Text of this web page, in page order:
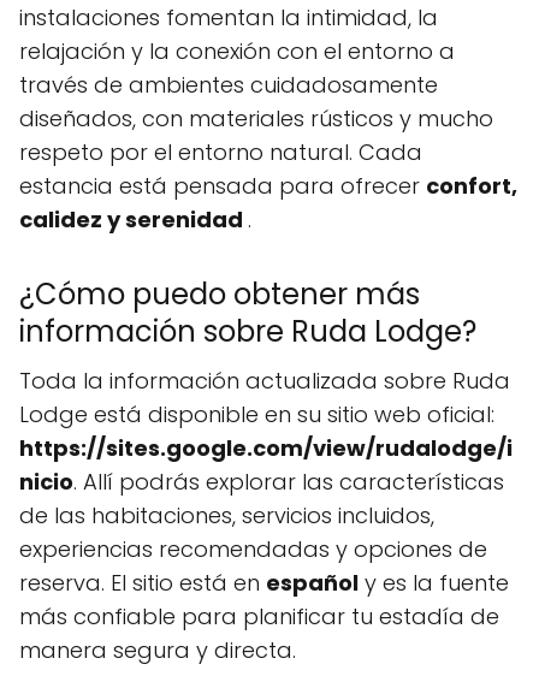
instalaciones fomentan la intimidad, la
relajación y la conexión con el entorno a
través de ambientes cuidadosamente
diseñados, con materiales rústicos y mucho
respeto por el entorno natural. Cada
estancia está pensada para ofrecer confort,
calidez y serenidad .
¿Cómo puedo obtener más
información sobre Ruda Lodge?
Toda la información actualizada sobre Ruda
Lodge está disponible en su sitio web oficial:
https://sites.google.com/view/rudalodge/i
nicio. Allí podrás explorar las características
de las habitaciones, servicios incluidos,
experiencias recomendadas y opciones de
reserva. El sitio está en español y es la fuente
más confiable para planificar tu estadía de
manera segura y directa.